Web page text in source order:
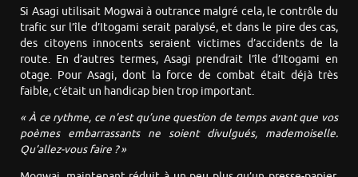
Si Asagi utilisait Mogwai à outrance malgré cela, le contrôle du
trafic sur l’île d’Itogami serait paralysé, et dans le pire des cas,
des citoyens innocents seraient victimes d’accidents de la
route. En d’autres termes, Asagi prendrait l’île d’Itogami en
otage. Pour Asagi, dont la force de combat était déjà très
faible, c’était un handicap bien trop important.
« À ce rythme, ce n’est qu’une question de temps avant que vos
poèmes embarrassants ne soient divulgués, mademoiselle.
Qu’allez-vous faire ? »